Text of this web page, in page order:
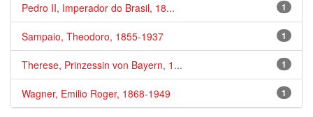
1
Pedro II, Imperador do Brasil, 18...
1
Sampaio, Theodoro, 1855-1937
1
Therese, Prinzessin von Bayern, 1...
1
Wagner, Emilio Roger, 1868-1949